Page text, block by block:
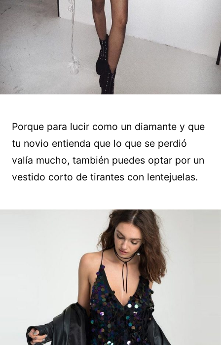
Porque para lucir como un diamante y que
tu novio entienda que lo que se perdió
valía mucho, también puedes optar por un
vestido corto de tirantes con lentejuelas.